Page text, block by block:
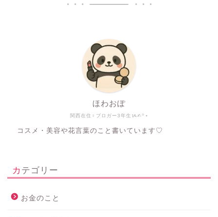
関西在住♀ブロガー3年生ᝰ✍︎꙳⋆
ほわおぽ
コスメ・美容や花言葉のこと書いています♡
カテゴリー
お金のこと